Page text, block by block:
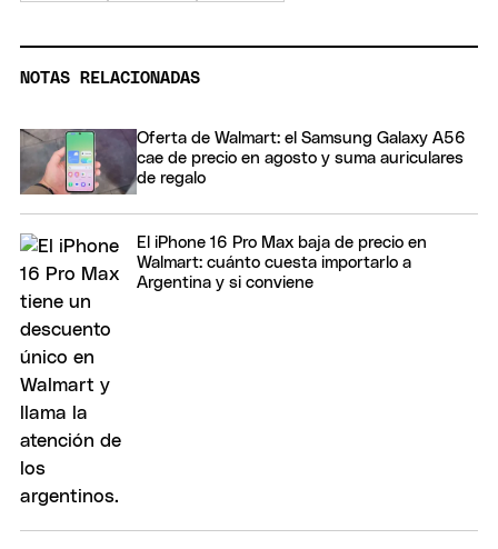
NOTAS RELACIONADAS
Oferta de Walmart: el Samsung Galaxy A56
cae de precio en agosto y suma auriculares
de regalo
El iPhone 16 Pro Max baja de precio en
Walmart: cuánto cuesta importarlo a
Argentina y si conviene